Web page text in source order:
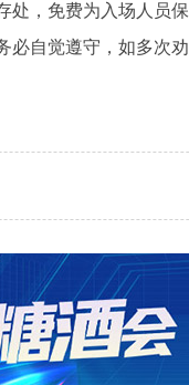
处，免费为入场人员
必自觉遵守，如多